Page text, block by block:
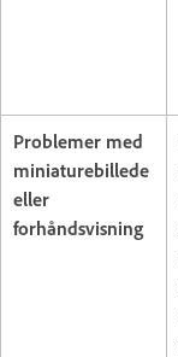
Problemer med
miniaturebillede
eller
forhåndsvisning